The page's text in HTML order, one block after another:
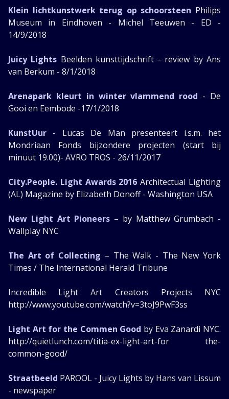
Klein lichtkunstwerk terug op schoorsteen Philips
Museum in Eindhoven - Michel Teeuwen - ED -
14/9/2018
Juicy Lights Beelden kunsttijdschrift - review by Ans
van Berkum - 8/1/2018
Arenapark kleurt in winter vlammend rood - De
Gooi en Eembode -17/1/2018
KunstUur - Lucas De Man presenteert i.s.m. het
Mondriaan Fonds bijzondere projecten (start bij
minuut 19.00)- AVRO TROS - 26/11/2017
City.People. Light Awards 2016 Architectual Lighting
(AL) Magazine by Elizabeth Donoff - Washington USA
New Light Art Pioneers – by Matthew Grumbach -
Wallplay NYC
The Art of Collecting – The Walk - The New York
Times / The International Herald Tribune
Incredible Light Art Creators Projects NYC
http://www.youtube.com/watch?v=3toJ9PwF3ss
Light Art for the Commen Good by Eva Zanardi NYC.
http://quietlunch.com/titia-ex-light-art-for the-
common-good/
Straatbeeld PAROOL - Juicy Lights by Hans van Lissum
- newspaper